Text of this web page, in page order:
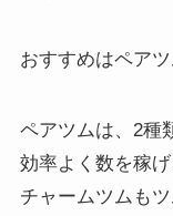
おすすめはペア
ペアツムは、2種
効率よく数を稼げ
チャームツムも